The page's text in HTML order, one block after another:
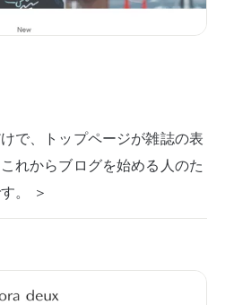
で、トップページが雑誌の表
れからブログを始める人のた
。 ＞